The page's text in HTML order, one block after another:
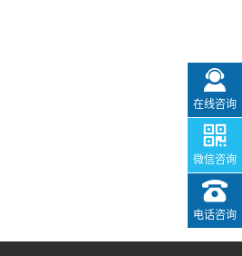
在线咨询
微信咨询
电话咨询